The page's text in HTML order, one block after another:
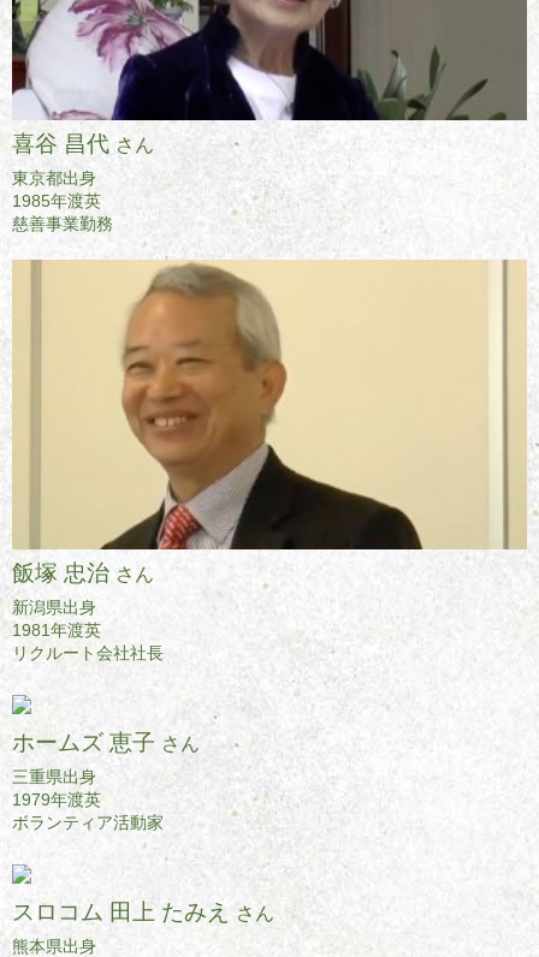
喜谷 昌代 さん
東京都出身
1985年渡英
慈善事業勤務
飯塚 忠治 さん
新潟県出身
1981年渡英
リクルート会社社長
ホームズ 恵子 さん
三重県出身
1979年渡英
ボランティア活動家
スロコム 田上 たみえ さん
熊本県出身